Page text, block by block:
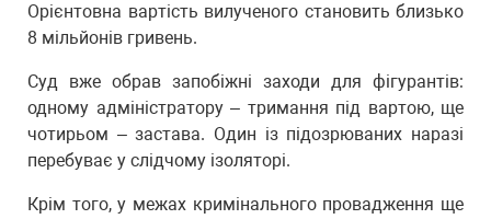
Орієнтовна вартість вилученого становить близько
8 мільйонів гривень.
Суд вже обрав запобіжні заходи для фігурантів:
одному адміністратору – тримання під вартою, ще
чотирьом – застава. Один із підозрюваних наразі
перебуває у слідчому ізоляторі.
Крім того, у межах кримінального провадження ще